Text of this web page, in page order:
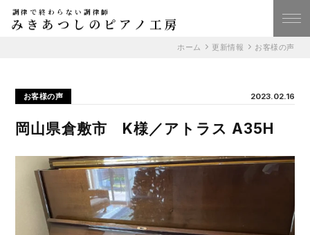
調律で終わらない調律師
みきあつしのピアノ工房
ホーム 更新情報 お客様の声
お客様の声 2023.02.16
岡山県倉敷市 K様／アトラス A35H